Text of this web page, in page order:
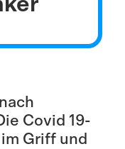
Covid 19-
Griff und